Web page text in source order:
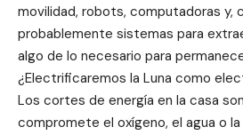
movilidad, robots, computadoras y,
probablemente sistemas para
algo de lo necesario para
¿Electrificaremos la Luna como
Los cortes de energía en la casa
compromete el oxígeno, el agua o